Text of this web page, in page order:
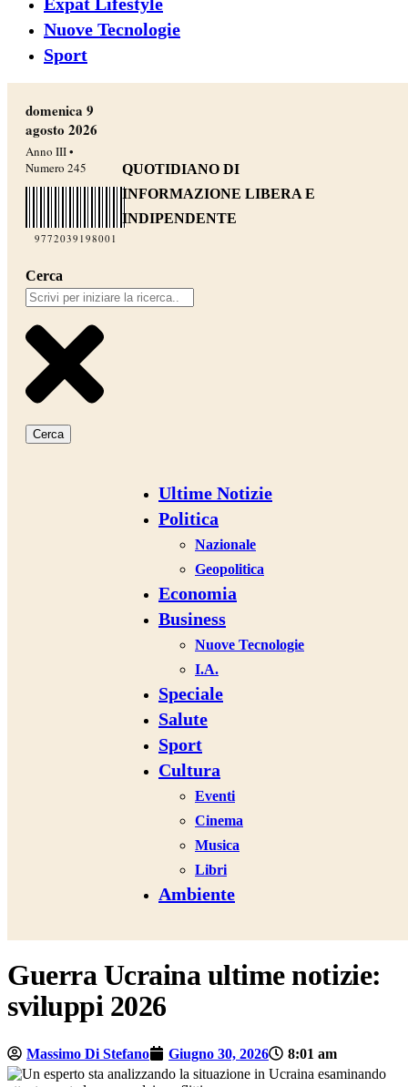
Nuove Tecnologie
Sport
domenica 9
agosto 2026
Anno III •
Numero 245
9772039198001
QUOTIDIANO DI
INFORMAZIONE LIBERA E
INDIPENDENTE
Cerca
Cerca
Ultime Notizie
Politica
Nazionale
Geopolitica
Economia
Business
Nuove Tecnologie
I.A.
Speciale
Salute
Sport
Cultura
Eventi
Cinema
Musica
Libri
Ambiente
Guerra Ucraina ultime notizie:
sviluppi 2026
Massimo Di Stefano Giugno 30, 2026 8:01 am